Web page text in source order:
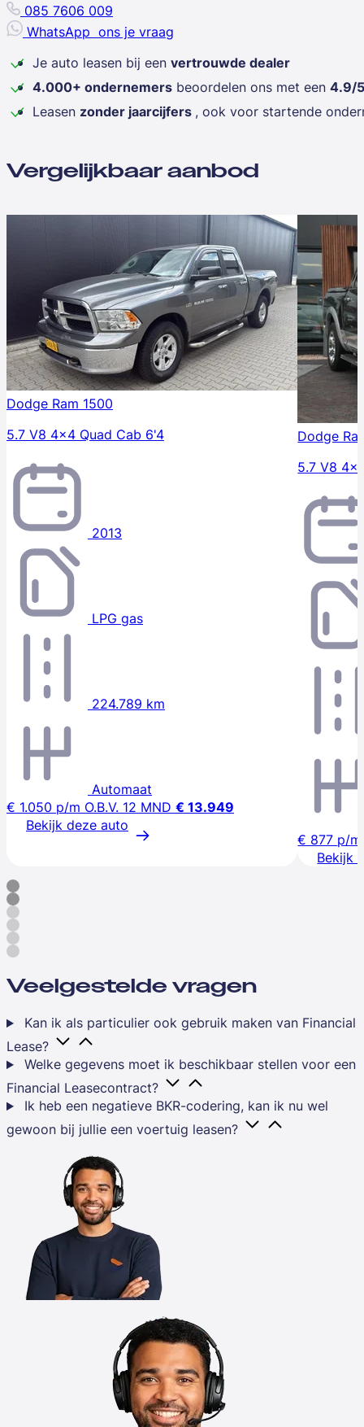
085 7606 009
WhatsApp ons je vraag
Je auto leasen bij een vertrouwde dealer
4.000+ ondernemers beoordelen ons met een 4.9/5
Leasen zonder jaarcijfers , ook voor startende
Vergelijkbaar aanbod
Dodge Ram 1500
5.7 V8 4x4 Quad Cab 6'4
2013
LPG gas
224.789 km
Automaat
€ 1.050 p/m O.B.V. 12 MND € 13.949
Bekijk deze auto
Dodge
5.7 V8
€ 877 p/m
Bekijk
Veelgestelde vragen
Kan ik als particulier ook gebruik maken van Financial
Lease?
Welke gegevens moet ik beschikbaar stellen voor een
Financial Leasecontract?
Ik heb een negatieve BKR-codering, kan ik nu wel
gewoon bij jullie een voertuig leasen?